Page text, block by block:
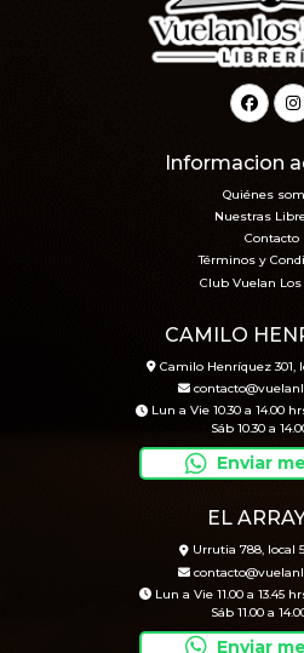
Informacion
Quiénes
Nuestras
Contacto
Términos y
Club Vuelan
CAMILO
Camilo Henríquez 301,
Lun a Vie 10.30 a 14.00
Sáb 10.30 a
Enviar
EL
Urrutia 788, local
Lun a Vie 11.00 a 13.45
Sáb 11.00 a
Enviar